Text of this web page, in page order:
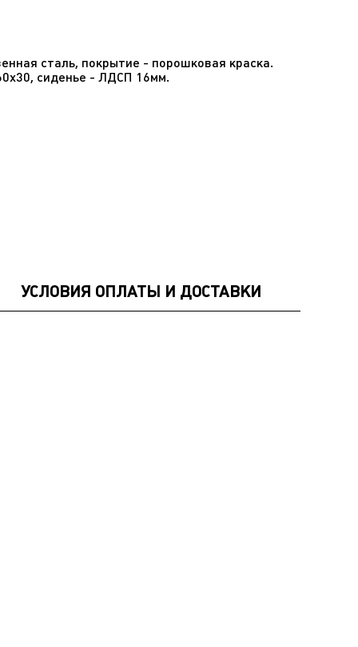
сталь, покрытие - порошковая краска.
сиденье - ЛДСП 16мм.
УСЛОВИЯ ОПЛАТЫ И ДОСТАВКИ